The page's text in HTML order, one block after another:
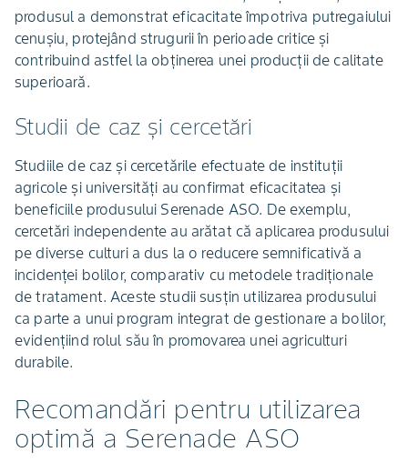
produsul a demonstrat eficacitate împotriva putregaiului
cenușiu, protejând strugurii în perioade critice și
contribuind astfel la obținerea unei producții de calitate
superioară.
Studii de caz și cercetări
Studiile de caz și cercetările efectuate de instituții
agricole și universități au confirmat eficacitatea și
beneficiile produsului Serenade ASO. De exemplu,
cercetări independente au arătat că aplicarea produsului
pe diverse culturi a dus la o reducere semnificativă a
incidenței bolilor, comparativ cu metodele tradiționale
de tratament. Aceste studii susțin utilizarea produsului
ca parte a unui program integrat de gestionare a bolilor,
evidențiind rolul său în promovarea unei agriculturi
durabile.
Recomandări pentru utilizarea
optimă a Serenade ASO